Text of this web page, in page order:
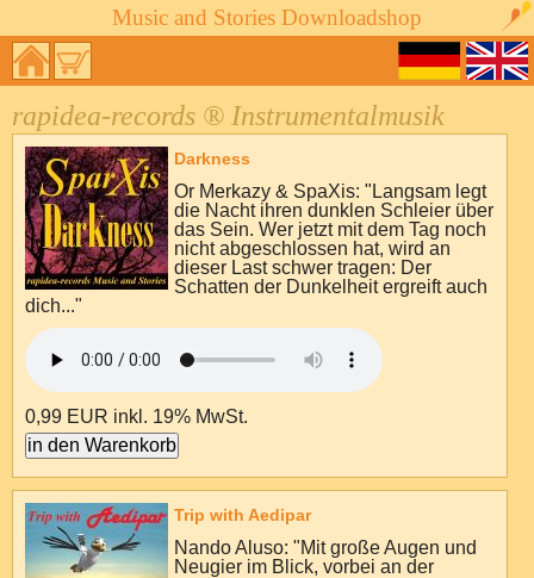
Music and Stories Downloadshop
rapidea-records ® Instrumentalmusik
Darkness
Or Merkazy & SpaXis: "Langsam legt
die Nacht ihren dunklen Schleier über
das Sein. Wer jetzt mit dem Tag noch
nicht abgeschlossen hat, wird an
dieser Last schwer tragen: Der
Schatten der Dunkelheit ergreift auch
dich..."
0,99 EUR inkl. 19% MwSt.
Trip with Aedipar
Nando Aluso: "Mit große Augen und
Neugier im Blick, vorbei an der